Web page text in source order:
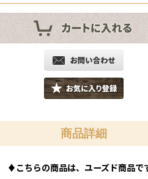
商品詳細
♦ こちらの商品は、ユーズド商品で